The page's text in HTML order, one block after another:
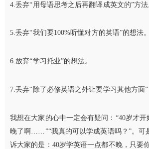
4.丢弃“用母语思考之后再翻译成英文的”方法
5.丢弃“我们要100%听懂对方的英语”的想法。
6.放弃“学习托业”的想法。
7.丢弃“除了必修英语之外让要学习其他方面”
我想在大家的心中一定会有疑问：“40岁才
晚了啊……”“我真的可以学成英语吗？”。可
诉大家的是：40岁学英语一点都不晚，只要